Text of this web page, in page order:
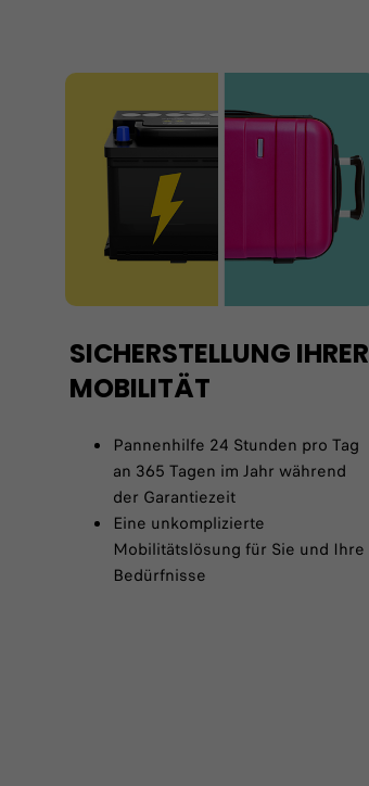
SICHERSTELLUNG IHRER
MOBILITÄT
Pannenhilfe 24 Stunden pro Tag
an 365 Tagen im Jahr während
der Garantiezeit
Eine unkomplizierte
Mobilitätslösung für Sie und Ihre
Bedürfnisse